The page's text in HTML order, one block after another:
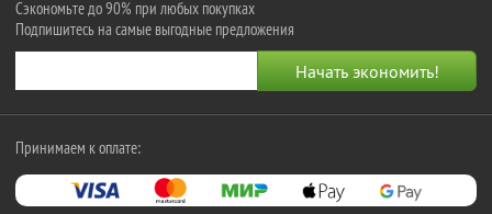
Сэкономьте до 90% при любых покупках
Подпишитесь на самые выгодные предложения
Принимаем к оплате: